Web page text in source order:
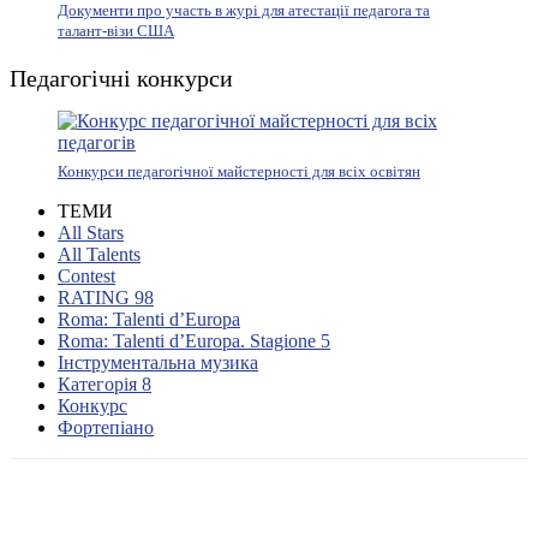
Документи про участь в журі для атестації педагога та
талант-візи США
Педагогічні конкурси
Конкурси педагогічної майстерності для всіх освітян
ТЕМИ
All Stars
All Talents
Contest
RATING 98
Roma: Talenti d’Europa
Roma: Talenti d’Europa. Stagione 5
Інструментальна музика
Категорія 8
Конкурс
Фортепіано